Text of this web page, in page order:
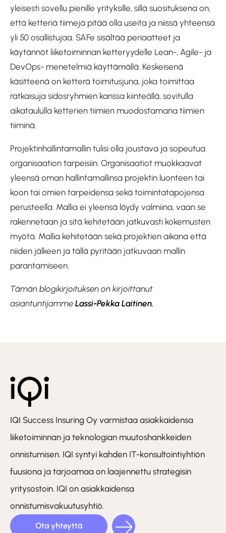
yleisesti sovellu pienille yrityksille, sillä suosituksena on,
että ketteriä tiimejä pitää olla useita ja niissä yhteensä
yli 50 osallistujaa. SAFe sisältää periaatteet ja
käytännöt liiketoiminnan ketteryydelle Lean-, Agile- ja
DevOps- menetelmiä käyttämällä. Keskeisenä
käsitteenä on ketterä toimitusjuna, joka toimittaa
ratkaisuja sidosryhmien kanssa kiinteällä, sovitulla
aikataululla ketterien tiimien muodostamana tiimien
tiiminä.
Projektinhallintamallin tulisi olla joustava ja sopeutua
organisaation tarpeisiin. Organisaatiot muokkaavat
yleensä oman hallintamallinsa projektin luonteen tai
koon tai omien tarpeidensa sekä toimintatapojensa
perusteella. Mallia ei yleensä löydy valmiina, vaan se
rakennetaan ja sitä kehitetään jatkuvasti kokemusten
myötä. Mallia kehitetään sekä projektien aikana että
niiden jälkeen ja tällä pyritään jatkuvaan mallin
parantamiseen.
Tämän blogikirjoituksen on kirjoittanut
asiantuntijamme Lassi-Pekka Laitinen.
IQI Success Insuring Oy varmistaa asiakkaidensa
liiketoiminnan ja teknologian muutoshankkeiden
onnistumisen. IQI syntyi kahden IT-konsultointiyhtiön
fuusiona ja tarjoamaa on laajennettu strategisin
yritysostoin. IQI on asiakkaidensa
onnistumisvakuutusyhtiö.
Ota yhteyttä